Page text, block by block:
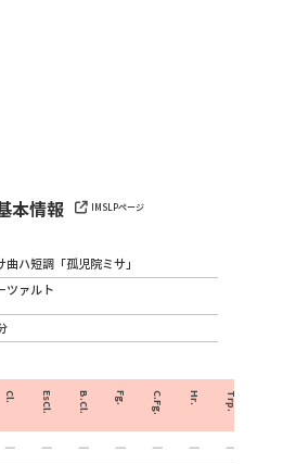
本情報 IMSLPページ
曲ハ短調「孤児院ミサ」
ツァルト
Cl. EsCl. B.Cl. Fg. C.Fg. Hr. Trp.